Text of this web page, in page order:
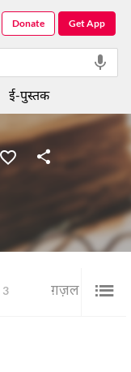
3 ग़ज़ल
Get App
Donate
ई-पुस्तक